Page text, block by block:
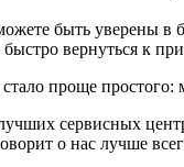
быть уверены в
вернуться к
проще
сервисных
о нас лучше